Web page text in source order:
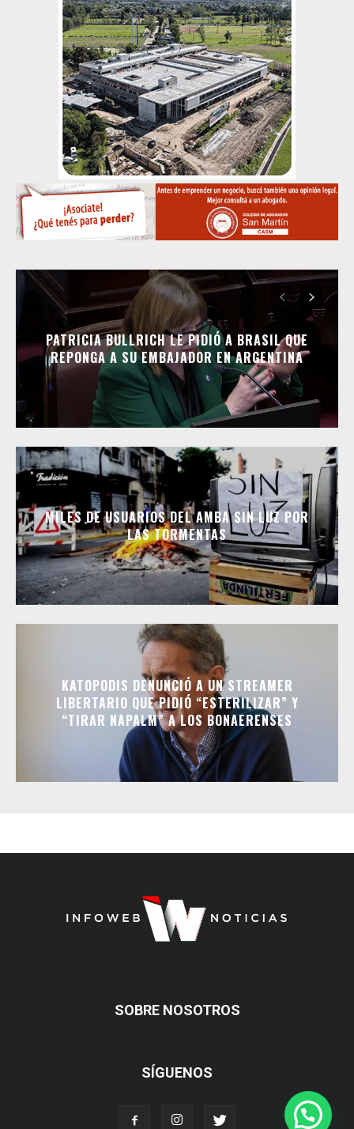
PATRICIA BULLRICH LE PIDIÓ A BRASIL QUE
REPONGA A SU EMBAJADOR EN ARGENTINA
MILES DE USUARIOS DEL AMBA SIN LUZ POR
LAS TORMENTAS
KATOPODIS DENUNCIÓ A UN STREAMER
LIBERTARIO QUE PIDIÓ “ESTERILIZAR” Y
“TIRAR NAPALM” A LOS BONAERENSES
SOBRE NOSOTROS
SÍGUENOS